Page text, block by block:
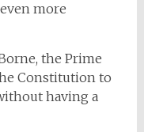
more
the Prime
Constitution to
having a